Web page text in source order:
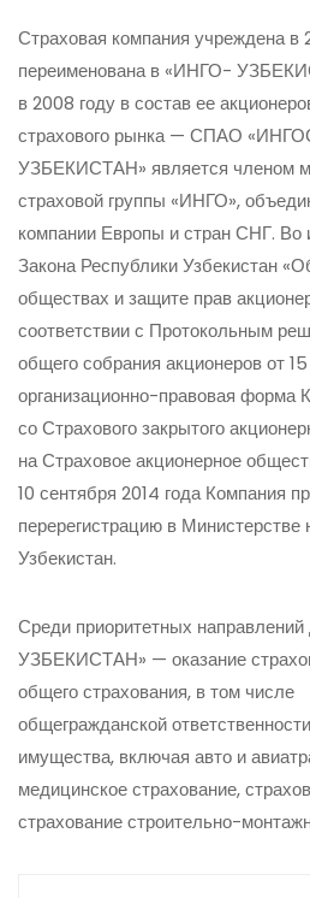
Страховая компания учреждена в
переименована в «ИНГО-
в 2008 году в состав ее
страхового рынка — СПАО
УЗБЕКИСТАН» является членом
страховой группы «ИНГО»,
компании Европы и стран СНГ. Во
Закона Республики Узбекистан
обществах и защите прав
соответствии с Протокольным
общего собрания акционеров от 15
организационно-правовая форма
со Страхового закрытого
на Страховое акционерное
10 сентября 2014 года Компания
перерегистрацию в
Узбекистан.
Среди приоритетных
УЗБЕКИСТАН» — оказание
общего страхования, в том
общегражданской
имущества, включая авто и
медицинское страхование,
страхование строительно-